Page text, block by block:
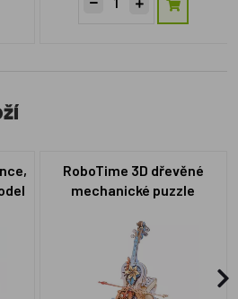
RoboTime 3D dřevěné
mechanické puzzle
(mechanický pohon)